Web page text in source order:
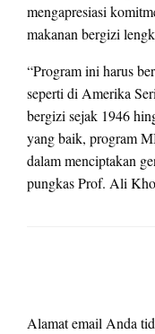
mengapresiasi
makanan bergizi
“Program ini harus
seperti di Amerika
bergizi sejak 1946
yang baik, program
dalam menciptakan
pungkas Prof. Ali
Alamat email Anda